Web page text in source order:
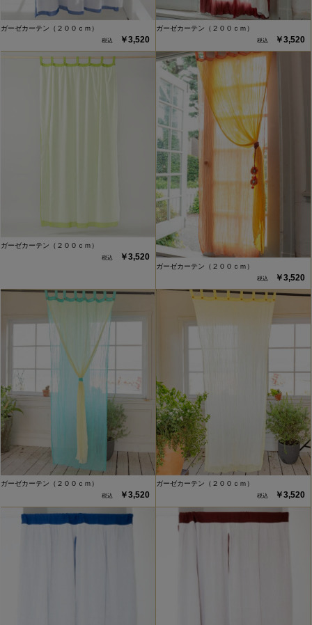
ガーゼカーテン（２００ｃｍ）
￥3,520
ガーゼカーテン（２００ｃｍ）
￥3,520
ガーゼカーテン（２００ｃｍ）
￥3,520
ガーゼカーテン（２００ｃｍ）
￥3,520
ガーゼカーテン（２００ｃｍ）
￥3,520
ガーゼカーテン（２００ｃｍ）
￥3,520